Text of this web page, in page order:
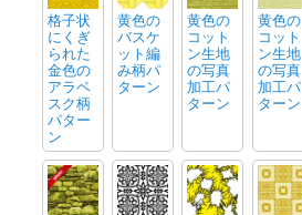
格子状
にくぎ
られた
金色の
アラベ
スク柄
パター
ン
黄色の
バスケ
ット編
み柄パ
ターン
黄色の
コット
ン生地
の写真
加工パ
ターン
黄色の
コット
ン生地
の写真
加工パ
ターン